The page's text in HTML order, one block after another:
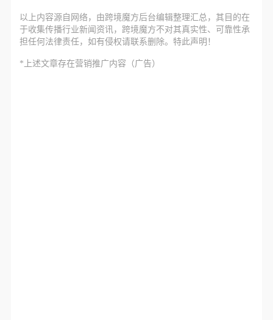
以上内容源自网络，由跨境魔方后台编辑整理汇总，其目的在
于收集传播行业新闻资讯，跨境魔方不对其真实性、可靠性承
担任何法律责任，如有侵权请联系删除。特此声明！
*上述文章存在营销推广内容（广告）